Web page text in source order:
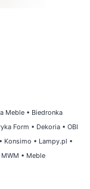
Meble • Biedronka
Form • Dekoria • OBI
• Konsimo • Lampy.pl •
• Meble